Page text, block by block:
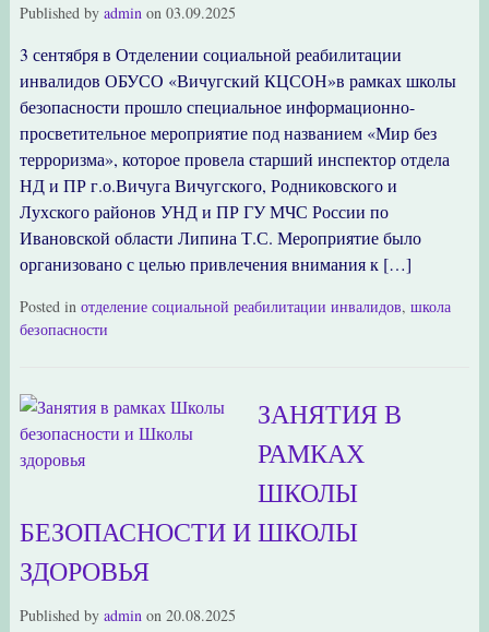
Published by adminon 03.09.2025
3 сентября в Отделении социальной реабилитации
инвалидов ОБУСО «Вичугский КЦСОН»в рамках школы
безопасности прошло специальное информационно-
просветительное мероприятие под названием «Мир без
терроризма», которое провела старший инспектор отдела
НД и ПР г.о.Вичуга Вичугского, Родниковского и
Лухского районов УНД и ПР ГУ МЧС России по
Ивановской области Липина Т.С. Мероприятие было
организовано с целью привлечения внимания к […]
Posted in отделение социальной реабилитации инвалидов, школа
безопасности
ЗАНЯТИЯ В
РАМКАХ
ШКОЛЫ
БЕЗОПАСНОСТИ И ШКОЛЫ
ЗДОРОВЬЯ
Published by adminon 20.08.2025